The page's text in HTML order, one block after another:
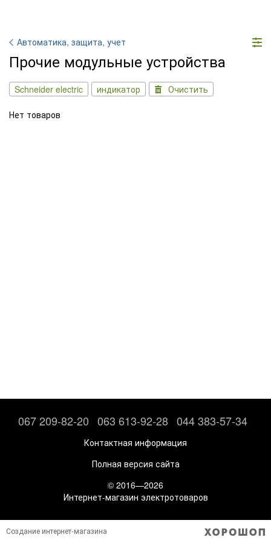
Автоматика, защита, учет
Прочие модульные устройства
Schneider electric индикатор Очистить
Нет товаров
067 209-82-20 063 613-92-28 044 383-57-34
Контактная информация
Полная версия сайта
© 2016—2026
Интернет-магазин электротоваров
Создание интернет-магазина